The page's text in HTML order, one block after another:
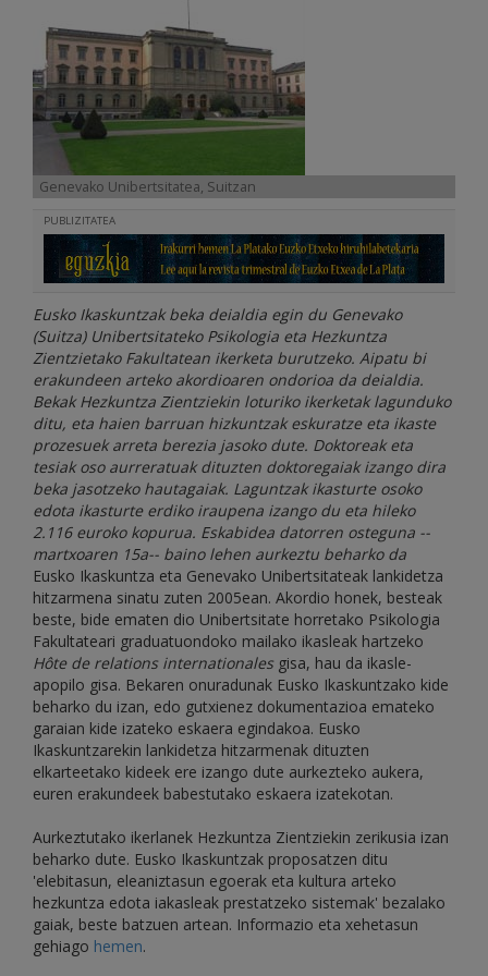
Genevako Unibertsitatea, Suitzan
PUBLIZITATEA
Eusko Ikaskuntzak beka deialdia egin du Genevako
(Suitza) Unibertsitateko Psikologia eta Hezkuntza
Zientzietako Fakultatean ikerketa burutzeko. Aipatu bi
erakundeen arteko akordioaren ondorioa da deialdia.
Bekak Hezkuntza Zientziekin loturiko ikerketak lagunduko
ditu, eta haien barruan hizkuntzak eskuratze eta ikaste
prozesuek arreta berezia jasoko dute. Doktoreak eta
tesiak oso aurreratuak dituzten doktoregaiak izango dira
beka jasotzeko hautagaiak. Laguntzak ikasturte osoko
edota ikasturte erdiko iraupena izango du eta hileko
2.116 euroko kopurua. Eskabidea datorren osteguna --
martxoaren 15a-- baino lehen aurkeztu beharko da
Eusko Ikaskuntza eta Genevako Unibertsitateak lankidetza
hitzarmena sinatu zuten 2005ean. Akordio honek, besteak
beste, bide ematen dio Unibertsitate horretako Psikologia
Fakultateari graduatuondoko mailako ikasleak hartzeko
Hôte de relations internationalesgisa, hau da ikasle-
apopilo gisa. Bekaren onuradunak Eusko Ikaskuntzako kide
beharko du izan, edo gutxienez dokumentazioa emateko
garaian kide izateko eskaera egindakoa. Eusko
Ikaskuntzarekin lankidetza hitzarmenak dituzten
elkarteetako kideek ere izango dute aurkezteko aukera,
euren erakundeek babestutako eskaera izatekotan.
Aurkeztutako ikerlanek Hezkuntza Zientziekin zerikusia izan
beharko dute. Eusko Ikaskuntzak proposatzen ditu
'elebitasun, eleaniztasun egoerak eta kultura arteko
hezkuntza edota iakasleak prestatzeko sistemak' bezalako
gaiak, beste batzuen artean. Informazio eta xehetasun
gehiago hemen.